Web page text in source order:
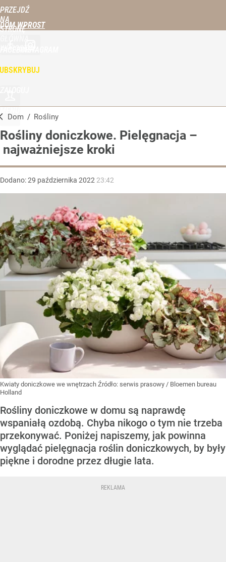
PRZEJDŹ
NA
STRONĘ
DOM WPROST
Dom / Rośliny
Rośliny doniczkowe. Pielęgnacja –
najważniejsze kroki
Dodano:29 października 2022 23:42
Kwiaty doniczkowe we wnętrzach Źródło: serwis prasowy / Bloemen bureau
Holland
Rośliny doniczkowe w domu są naprawdę
wspaniałą ozdobą. Chyba nikogo o tym nie trzeba
przekonywać. Poniżej napiszemy, jak powinna
wyglądać pielęgnacja roślin doniczkowych, by były
piękne i dorodne przez długie lata.